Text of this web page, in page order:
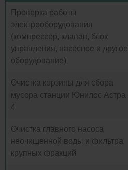
Проверка работы
электрооборудования
(компрессор, клапан, блок
управления, насосное и другое
оборудование)
Очистка корзины для сбора
мусора станции Юнилос Астра
4
Очистка главного насоса
неочищенной воды и фильтра
крупных фракций